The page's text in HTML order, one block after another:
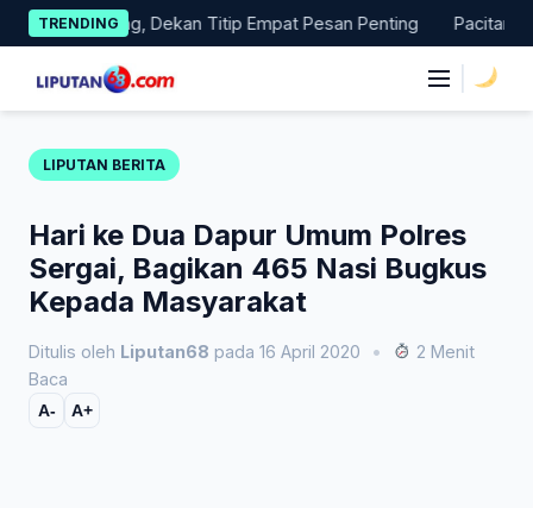
Skip
to
content
TRENDING
Magang, Dekan Titip Empat Pesan Penting Pacitan
LIPUTAN BERITA
Hari ke Dua Dapur Umum Polres
Sergai, Bagikan 465 Nasi Bugkus
Kepada Masyarakat
Ditulis oleh Liputan68 pada 16 April 2020 •
2 Menit
Baca
A- A+